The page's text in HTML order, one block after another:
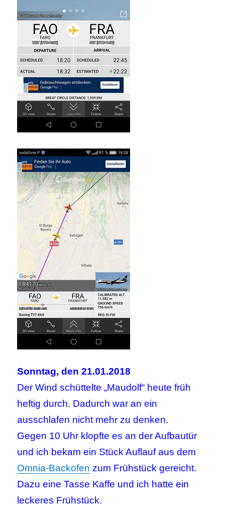
Sonntag, den 21.01.2018
Der Wind schüttelte „Maudolf“ heute früh
heftig durch. Dadurch war an ein
ausschlafen nicht mehr zu denken.
Gegen 10 Uhr klopfte es an der Aufbautür
und ich bekam ein Stück Auflauf aus dem
Omnia-Backofen zum Frühstück gereicht.
Dazu eine Tasse Kaffe und ich hatte ein
leckeres Frühstück.